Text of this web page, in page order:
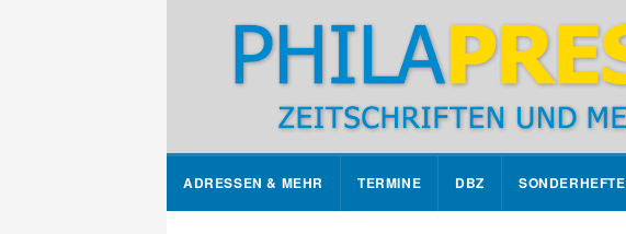
ADRESSEN & MEHR TERMINE DBZ SONDERHEFTE